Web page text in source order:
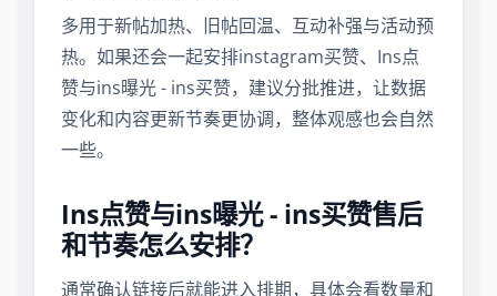
多用于新帖加热、旧帖回温、互动补强与活动预
热。如果还会一起安排instagram买赞、Ins点
赞与ins曝光 - ins买赞，建议分批推进，让数据
变化和内容更新节奏更协调，整体观感也会自然
一些。
Ins点赞与ins曝光 - ins买赞售后
和节奏怎么安排？
通常确认链接后就能进入排期，具体会看数量和